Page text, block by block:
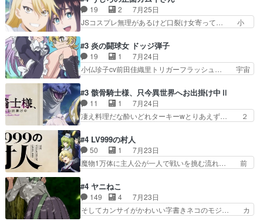
50本だってｗ今日も帰った… マネージャー実在
した大逆風のハズなのに全…
は、2130頃からシンデレラガールズ… 公爵の妻
なのに着てる洋服がシンプル。テー… まあ、これ
は見なくていいな。むしろ判断が… 自分でも気づ
ぜかヒロイン化していますデ… 【今夜のアニメA
は…】前向き没落令嬢×こ… 「ぼやっとしてたら
菜園の領地の外まで開墾…
19 2
7月25日
JSコスプレ無理があるけど口裂け女寄って… 小
カちゃんがヤバすぎてボキキしそう(ぇ… 口裂け
女って人を襲うって知らなかった…ポ… そのスタ
イルで小学生ファッションは口裂け… 相変わら
ず、尺の都合なのか原作漫画の細か… 除霊士カム
昭和キッズを恐怖のどん底へ突… 現代で有名な口
裂け女登場！お市ちゃん、ポ… ろくろ首の除霊シ
ーン「悪霊退散」のパチン…
#3 炎の闘球女 ドッジ弾子
19 1
7月24日
小仏珍子cv前田佳織里トリガーフラッシュ… 宇宙
いたぶってるのか！？Cパートで懐か… 普通にド
ッジが激アツ。いや羽仁衣が初めて… 優谷優の声
優に「ちんこ」って言わせてて興… 珍子ちゃ
ん………！！！！？！先週に引き続… これは意図
限ったことでなく、最近のアニ… 東山朱莉
（AkariHIGASHIYAM… こんなに可憐で可愛い泣
き虫メイドが僅か3…
#3 骸骨騎士様、只今異世界へお出掛け中Ⅱ
11 1
7月24日
凄え料理だな酔いどれターキーwとりあえず… ２
いの良いお兄ちゃん！！現場も楽しかっ… 第３話
をｄアニメストアで視聴しました。視… ローデン
王国ホーバン領を訪れたアーク一行… 1期に引き
続き２期にも出演させていただけ… 1期の頃から
題解決特筆する事は無いが、… 今週もありがとう
ございます耳がヒクヒクな… 時計台に登ってるの
見ると挟まれないか心配…
#4 LV999の村人
50 1
7月23日
魔物1万体に主人公が一人で戦いを挑む流れ… 前
を魔物と人間に殺された鏡の生い立ち。… 勇者た
ちを信じてアリスを預ける、鏡を信じ… 勇者パー
ティが仲間になった！？会話が通じ… 鏡の過去、
辛すぎて胸が苦しくなりました…… 最初、勇者パ
#4 ヤニねこ
149 4
7月23日
そしてカンサイがかわいい字書きネコのモジ… カ